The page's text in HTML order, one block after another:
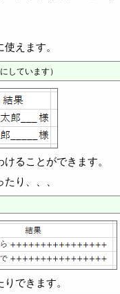
えます。
ることができます。
り、、、
できます。